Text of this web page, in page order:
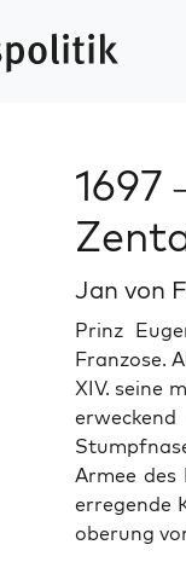
1697
Jan von
Prinz
Fran­zose.
XIV. seine
Armee
erre­gende
oberung